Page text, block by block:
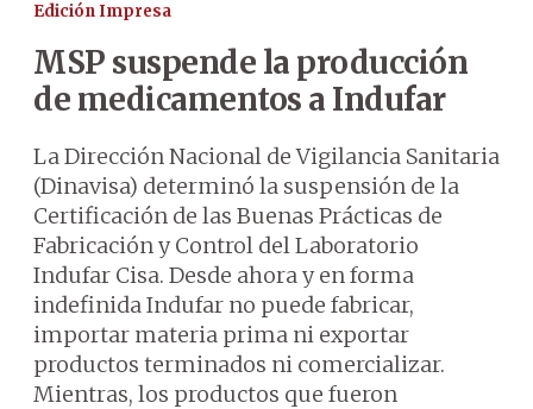
Edición Impresa
MSP suspende la producción
de medicamentos a Indufar
La Dirección Nacional de Vigilancia Sanitaria
(Dinavisa) determinó la suspensión de la
Certificación de las Buenas Prácticas de
Fabricación y Control del Laboratorio
Indufar Cisa. Desde ahora y en forma
indefinida Indufar no puede fabricar,
importar materia prima ni exportar
productos terminados ni comercializar.
Mientras, los productos que fueron